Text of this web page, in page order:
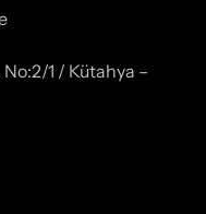
No:2/1 / Kütahya –